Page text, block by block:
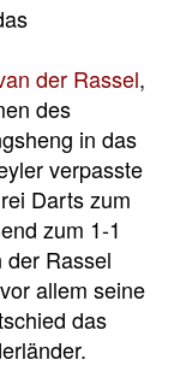
der Rassel,
des
in das
verpasste
Darts zum
zum 1-1
der Rassel
allem seine
das